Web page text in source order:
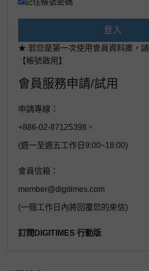
登入
★ 若您是第一次使用會員資料庫，
【帳號啟用】
會員服務申請/試用
申請專線：
+886-02-87125398。
(週一至週五工作日9:00~18:00)
會員信箱：
member@digitimes.com
(一個工作日內將回覆您的來信)
訂閱DIGITIMES 行動版